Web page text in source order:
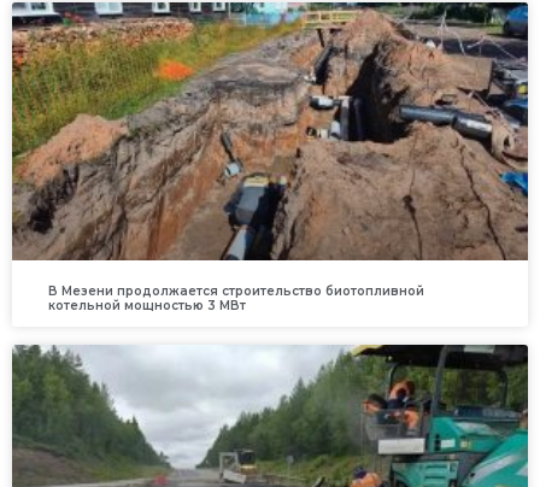
В Мезени продолжается строительство биотопливной
котельной мощностью 3 МВт